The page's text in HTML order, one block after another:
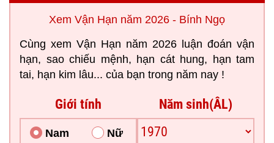
Xem Vận Hạn năm 2026 - Bính Ngọ
Cùng xem Vận Hạn năm 2026 luận đoán vận
hạn, sao chiếu mệnh, hạn cát hung, hạn tam
tai, hạn kim lâu... của bạn trong năm nay !
Giới tính
Nam Nữ
Năm sinh(ÂL)